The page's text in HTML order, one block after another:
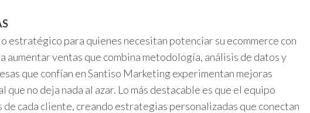
estratégico para quienes necesitan potenciar su ecommerce con
ventas que combina metodología, análisis de datos y
que confían en Santiso Marketing experimentan mejoras
no deja nada al azar. Lo más destacable es que el equipo
cada cliente, creando estrategias personalizadas que conectan